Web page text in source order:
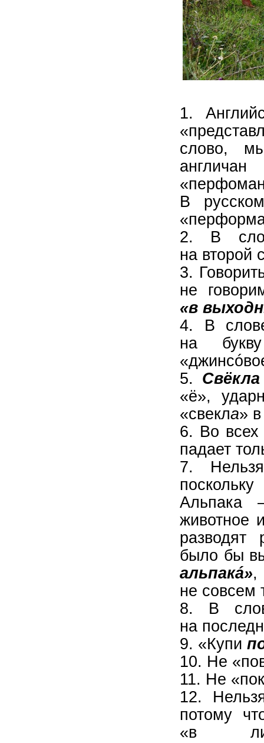
1.
слово,
В
2. В
на второй
3.
не
«в
4. В
на
5. Свёкла
«ё»,
«свекла»
6. Во всех
падает
7.
Альпака
животное
разводят
было бы
альпакá»,
не совсем
8. В
на
9. «Купи
10. Не
11. Не
12.
потому
«в